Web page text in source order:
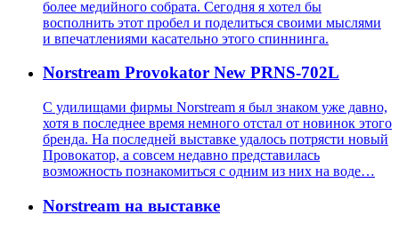
более медийного собрата. Сегодня я хотел бы
восполнить этот пробел и поделиться своими мыслями
и впечатлениями касательно этого спиннинга.
Norstream Provokator New PRNS-702L
С удилищами фирмы Norstream я был знаком уже давно,
хотя в последнее время немного отстал от новинок этого
бренда. На последней выставке удалось потрясти новый
Провокатор, а совсем недавно представилась
возможность познакомиться с одним из них на воде…
Norstream на выставке